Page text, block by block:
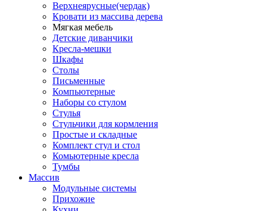
Верхнеярусные(чердак)
Кровати из массива дерева
Мягкая мебель
Детские диванчики
Кресла-мешки
Шкафы
Столы
Письменные
Компьютерные
Наборы со стулом
Стулья
Стульчики для кормления
Простые и складные
Комплект стул и стол
Комьютерные кресла
Тумбы
Массив
Модульные системы
Прихожие